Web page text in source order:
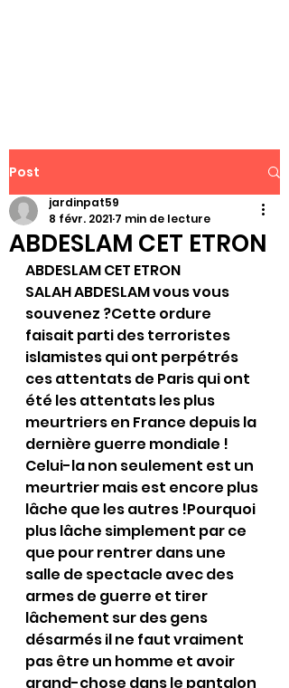
Post
ABDESLAM CET ETRON
jardinpat59
8 févr. 2021 7 min de lecture
ABDESLAM CET ETRON
SALAH ABDESLAM vous vous
souvenez ?Cette ordure
faisait parti des terroristes
islamistes qui ont perpétrés
ces attentats de Paris qui ont
été les attentats les plus
meurtriers en France depuis la
dernière guerre mondiale !
Celui-la non seulement est un
meurtrier mais est encore plus
lâche que les autres !Pourquoi
plus lâche simplement par ce
que pour rentrer dans une
salle de spectacle avec des
armes de guerre et tirer
lâchement sur des gens
désarmés il ne faut vraiment
pas être un homme et avoir
grand-chose dans le pantalon